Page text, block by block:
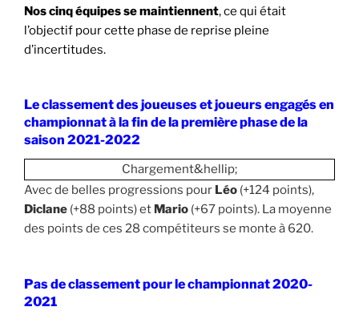
Nos cinq équipes se maintiennent, ce qui était
l’objectif pour cette phase de reprise pleine
d’incertitudes.
Le classement des joueuses et joueurs engagés en
championnat à la fin de la première phase de la
saison 2021-2022
Chargement&hellip;
Avec de belles progressions pour Léo (+124 points),
Diclane (+88 points) et Mario (+67 points). La moyenne
des points de ces 28 compétiteurs se monte à 620.
Pas de classement pour le championnat 2020-
2021